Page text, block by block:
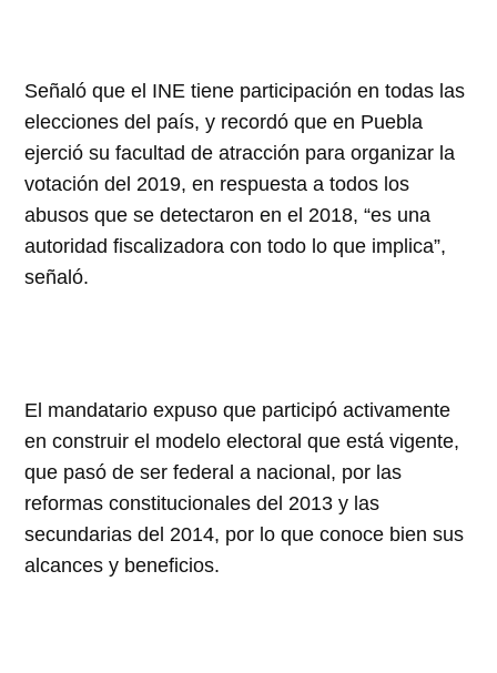
Señaló que el INE tiene participación en todas las
elecciones del país, y recordó que en Puebla
ejerció su facultad de atracción para organizar la
votación del 2019, en respuesta a todos los
abusos que se detectaron en el 2018, “es una
autoridad fiscalizadora con todo lo que implica”,
señaló.
El mandatario expuso que participó activamente
en construir el modelo electoral que está vigente,
que pasó de ser federal a nacional, por las
reformas constitucionales del 2013 y las
secundarias del 2014, por lo que conoce bien sus
alcances y beneficios.